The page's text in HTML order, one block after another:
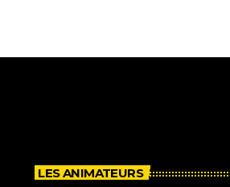
LES ANIMATEURS